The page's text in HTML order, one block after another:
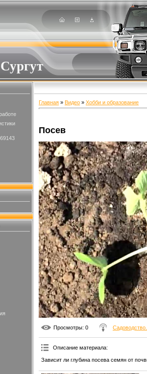
Главная » Видео » Хобби и образование
Посев
Просмотры: 0
Описание материала:
Зависит ли глубина посева семян от